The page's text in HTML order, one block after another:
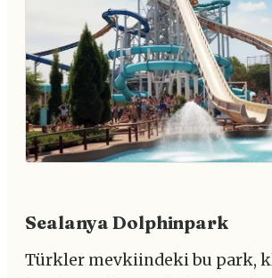
Sealanya Dolphinpark
Türkler mevkiindeki bu park,